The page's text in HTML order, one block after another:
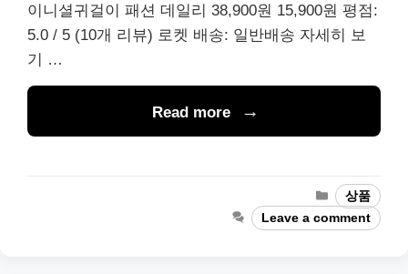
이니셜귀걸이 패션 데일리 38,900원 15,900원 평점:
5.0 / 5 (10개 리뷰) 로켓 배송: 일반배송 자세히 보
기 …
Read more
Categories
상품
Leave a comment